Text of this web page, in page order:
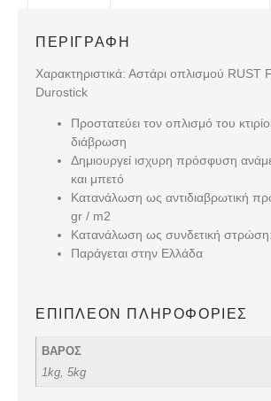
ΠΕΡΙΓΡΑΦΉ
Χαρακτηριστικά: Αστάρι οπλισμού RUST
Durostick
Προστατεύει τον οπλισμό του
διάβρωση
Δημιουργεί ισχυρη πρόσφυση
και μπετό
Κατανάλωση ως αντιδιαβρωτική
gr / m2
Κατανάλωση ως συνδετική
Παράγεται στην Ελλάδα
ΕΠΙΠΛΈΟΝ ΠΛΗΡΟΦΟΡΊΕΣ
ΒΑΡΟΣ
1kg, 5kg